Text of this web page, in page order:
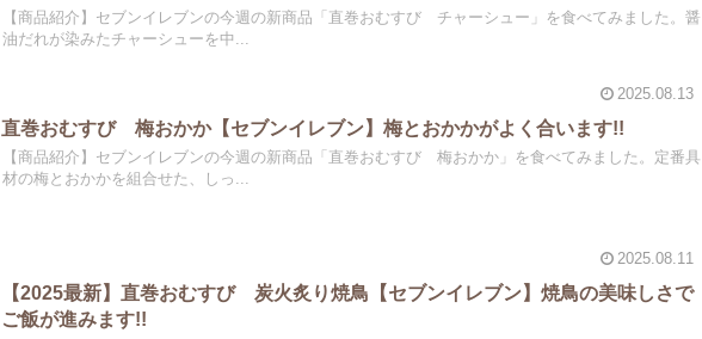
【商品紹介】セブンイレブンの今週の新商品「直巻おむすび チャーシュー」を食べてみました。醤
油だれが染みたチャーシューを中...
2025.08.13
直巻おむすび 梅おかか【セブンイレブン】梅とおかかがよく合います!!
【商品紹介】セブンイレブンの今週の新商品「直巻おむすび 梅おかか」を食べてみました。定番具
材の梅とおかかを組合せた、しっ...
2025.08.11
【2025最新】直巻おむすび 炭火炙り焼鳥【セブンイレブン】焼鳥の美味しさで
ご飯が進みます!!